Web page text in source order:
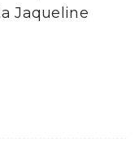
Jaqueline